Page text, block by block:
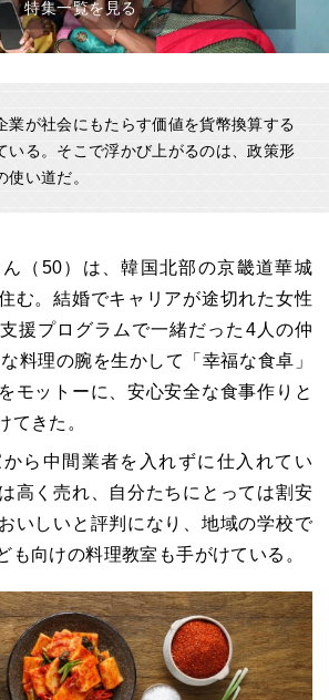
特集一覧を見る
業が社会にもたらす価値を貨幣換算する
いる。そこで浮かび上がるのは、政策形
い道だ。
（50）は、韓国北部の京畿道華城
む。結婚でキャリアが途切れた女性
援プログラムで一緒だった4人の仲
料理の腕を生かして「幸福な食卓」
モットーに、安心安全な食事作りと
てきた。
ら中間業者を入れずに仕入れてい
高く売れ、自分たちにとっては割安
いしいと評判になり、地域の学校で
も向けの料理教室も手がけている。